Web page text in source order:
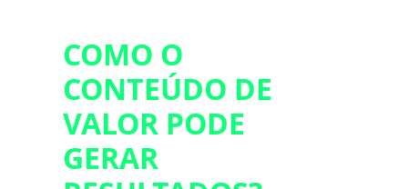
COMO O
CONTEÚDO DE
VALOR PODE
GERAR